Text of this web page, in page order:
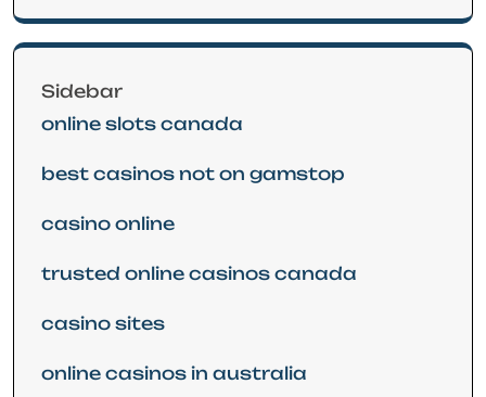
Sidebar
online slots canada
best casinos not on gamstop
casino online
trusted online casinos canada
casino sites
online casinos in australia